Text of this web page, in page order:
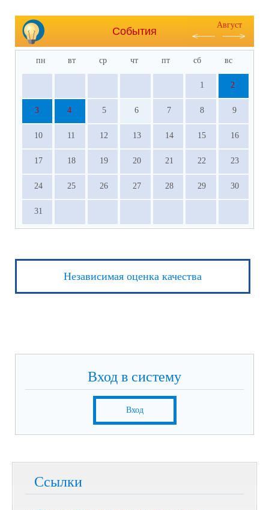
События
Август
пн вт ср чт пт сб вс
1 2
3 4 5 6 7 8 9
10 11 12 13 14 15 16
17 18 19 20 21 22 23
24 25 26 27 28 29 30
31
Независимая оценка качества
Вход в систему
Вход
Ссылки